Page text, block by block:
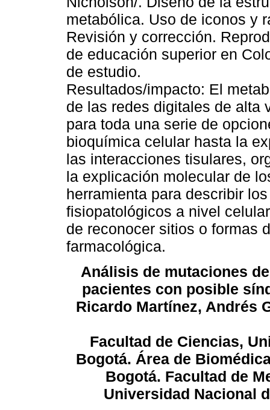
metabólica. Uso de iconos y
Revisión y corrección.
de educación superior en
de estudio.
Resultados/impacto: El
de las redes digitales de alta
para toda una serie de
bioquímica celular hasta la
las interacciones tisulares,
la explicación molecular de
herramienta para describir
fisiopatológicos a nivel
de reconocer sitios o formas
farmacológica.
Análisis de mutaciones
pacientes con posible
Ricardo Martínez, Andrés
Facultad de Ciencias,
Bogotá. Área de
Bogotá. Facultad de
Universidad Nacional